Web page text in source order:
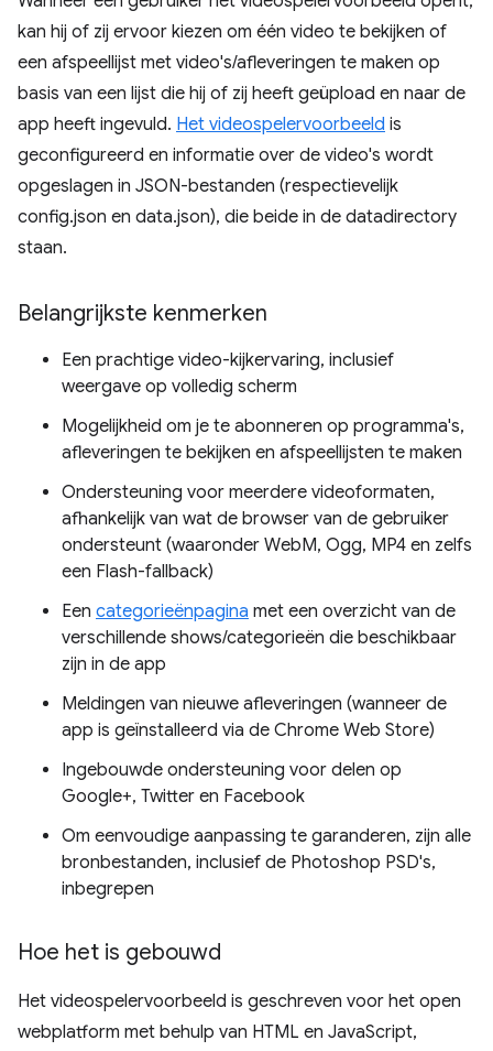
kan hij of zij ervoor kiezen om één video te bekijken of
een afspeellijst met video's/afleveringen te maken op
basis van een lijst die hij of zij heeft geüpload en naar de
app heeft ingevuld. Het videospelervoorbeeld is
geconfigureerd en informatie over de video's wordt
opgeslagen in JSON-bestanden (respectievelijk
config.json en data.json), die beide in de datadirectory
staan.
Belangrijkste kenmerken
Een prachtige video-kijkervaring, inclusief
weergave op volledig scherm
Mogelijkheid om je te abonneren op programma's,
afleveringen te bekijken en afspeellijsten te maken
Ondersteuning voor meerdere videoformaten,
afhankelijk van wat de browser van de gebruiker
ondersteunt (waaronder WebM, Ogg, MP4 en zelfs
een Flash-fallback)
Een categorieënpagina met een overzicht van de
verschillende shows/categorieën die beschikbaar
zijn in de app
Meldingen van nieuwe afleveringen (wanneer de
app is geïnstalleerd via de Chrome Web Store)
Ingebouwde ondersteuning voor delen op
Google+, Twitter en Facebook
Om eenvoudige aanpassing te garanderen, zijn alle
bronbestanden, inclusief de Photoshop PSD's,
inbegrepen
Hoe het is gebouwd
Het videospelervoorbeeld is geschreven voor het open
webplatform met behulp van HTML en JavaScript,